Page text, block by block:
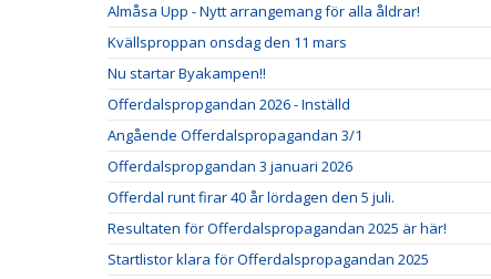
Almåsa Upp - Nytt arrangemang för alla åldrar!
Kvällsproppan onsdag den 11 mars
Nu startar Byakampen!!
Offerdalspropgandan 2026 - Inställd
Angående Offerdalspropagandan 3/1
Offerdalspropgandan 3 januari 2026
Offerdal runt firar 40 år lördagen den 5 juli.
Resultaten för Offerdalspropagandan 2025 är här!
Startlistor klara för Offerdalspropagandan 2025